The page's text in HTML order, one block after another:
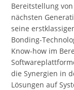
Bereitstellung
nächsten
seine
Bonding-
Know-how im
die Synergien in
Lösungen auf